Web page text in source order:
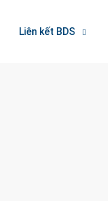
Liên kết BDS